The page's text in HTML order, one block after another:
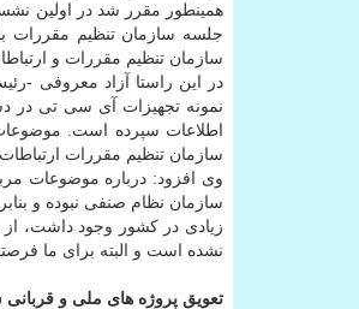
همینطور مقرر شد در اولین
جلسه سازمان تنظیم مقررات
سازمان تنظیم مقررات و
در این راستا آزاد معروفی -
نمونه تجهیزات آی سی تی در
سازمان تنظیم مقررات
وی افزود: درباره موضوعات
زیادی در کشور وجود داشت، از
نشده است و البته برای ما
تعویق پروژه های ملی و